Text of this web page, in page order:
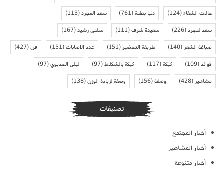
حالات الشفاء(124) دنيا بطمة(761) سعد المجرد(113)
سعد لمجرد(226) سعيدة شرف(111) سلمى رشيد(167)
صباغة الشعر(140) طريقة التحضير(151) عدد الاصابات(151) فن(427)
فوائد(109) كيكة(117) كيكة بالشكلاط(97) ليلى الحديوي(97)
مشاهير(428) وصفة(156) وصفة لزيادة الوزن(138)
تصنيفات
أخبار المجتمع
أخبار المشاهير
أخبار متنوعة